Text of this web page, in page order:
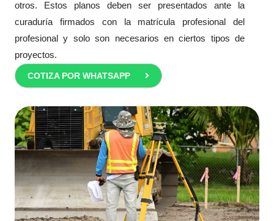
otros. Estos planos deben ser presentados ante la
curaduría firmados con la matrícula profesional del
profesional y solo son necesarios en ciertos tipos de
proyectos.
COTIZA POR WHATSAPP